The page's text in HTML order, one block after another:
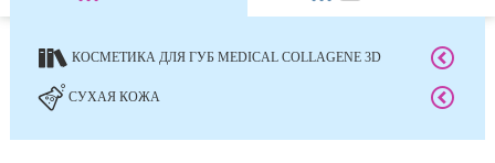
КОСМЕТИКА ДЛЯ ГУБ MEDICAL COLLAGENE 3D
СУХАЯ КОЖА